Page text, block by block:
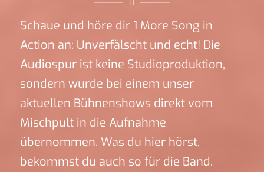
Schaue und höre dir 1 More Song in
Action an: Unverfälscht und echt! Die
Audiospur ist keine Studioproduktion,
sondern wurde bei einem unser
aktuellen Bühnenshows direkt vom
Mischpult in die Aufnahme
übernommen. Was du hier hörst,
bekommst du auch so für die Band.